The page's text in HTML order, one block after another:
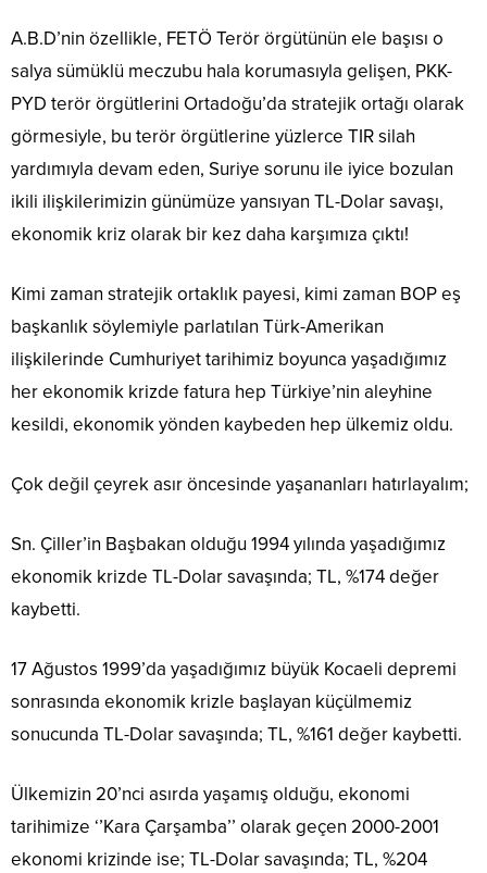
A.B.D’nin özellikle, FETÖ Terör örgütünün ele başısı o
salya sümüklü meczubu hala korumasıyla gelişen, PKK-
PYD terör örgütlerini Ortadoğu’da stratejik ortağı olarak
görmesiyle, bu terör örgütlerine yüzlerce TIR silah
yardımıyla devam eden, Suriye sorunu ile iyice bozulan
ikili ilişkilerimizin günümüze yansıyan TL-Dolar savaşı,
ekonomik kriz olarak bir kez daha karşımıza çıktı!
Kimi zaman stratejik ortaklık payesi, kimi zaman BOP eş
başkanlık söylemiyle parlatılan Türk-Amerikan
ilişkilerinde Cumhuriyet tarihimiz boyunca yaşadığımız
her ekonomik krizde fatura hep Türkiye’nin aleyhine
kesildi, ekonomik yönden kaybeden hep ülkemiz oldu.
Çok değil çeyrek asır öncesinde yaşananları hatırlayalım;
Sn. Çiller’in Başbakan olduğu 1994 yılında yaşadığımız
ekonomik krizde TL-Dolar savaşında; TL, %174 değer
kaybetti.
17 Ağustos 1999’da yaşadığımız büyük Kocaeli depremi
sonrasında ekonomik krizle başlayan küçülmemiz
sonucunda TL-Dolar savaşında; TL, %161 değer kaybetti.
Ülkemizin 20’nci asırda yaşamış olduğu, ekonomi
tarihimize ‘’Kara Çarşamba’’ olarak geçen 2000-2001
ekonomi krizinde ise; TL-Dolar savaşında; TL, %204